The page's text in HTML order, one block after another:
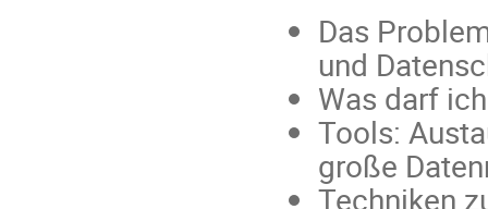
Das
und
Was darf
Tools:
große
Techniken